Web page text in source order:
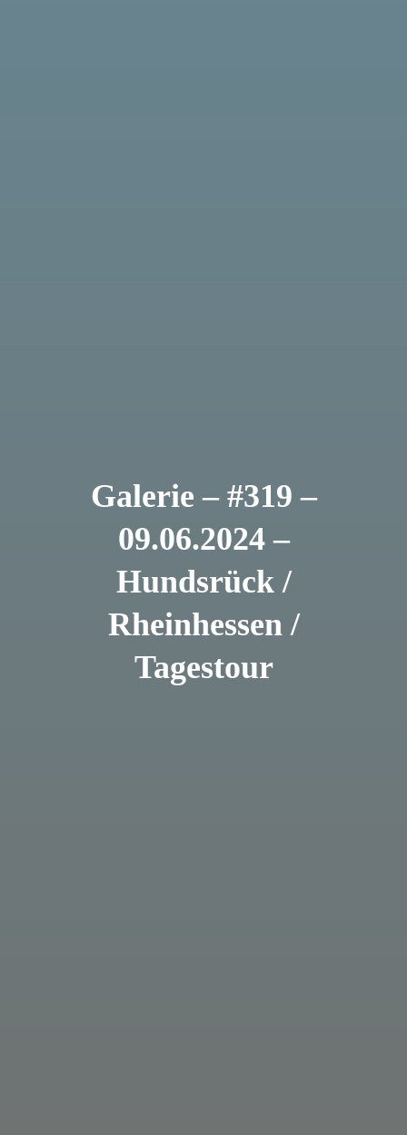
Galerie – #319 –
09.06.2024 –
Hundsrück /
Rheinhessen /
Tagestour